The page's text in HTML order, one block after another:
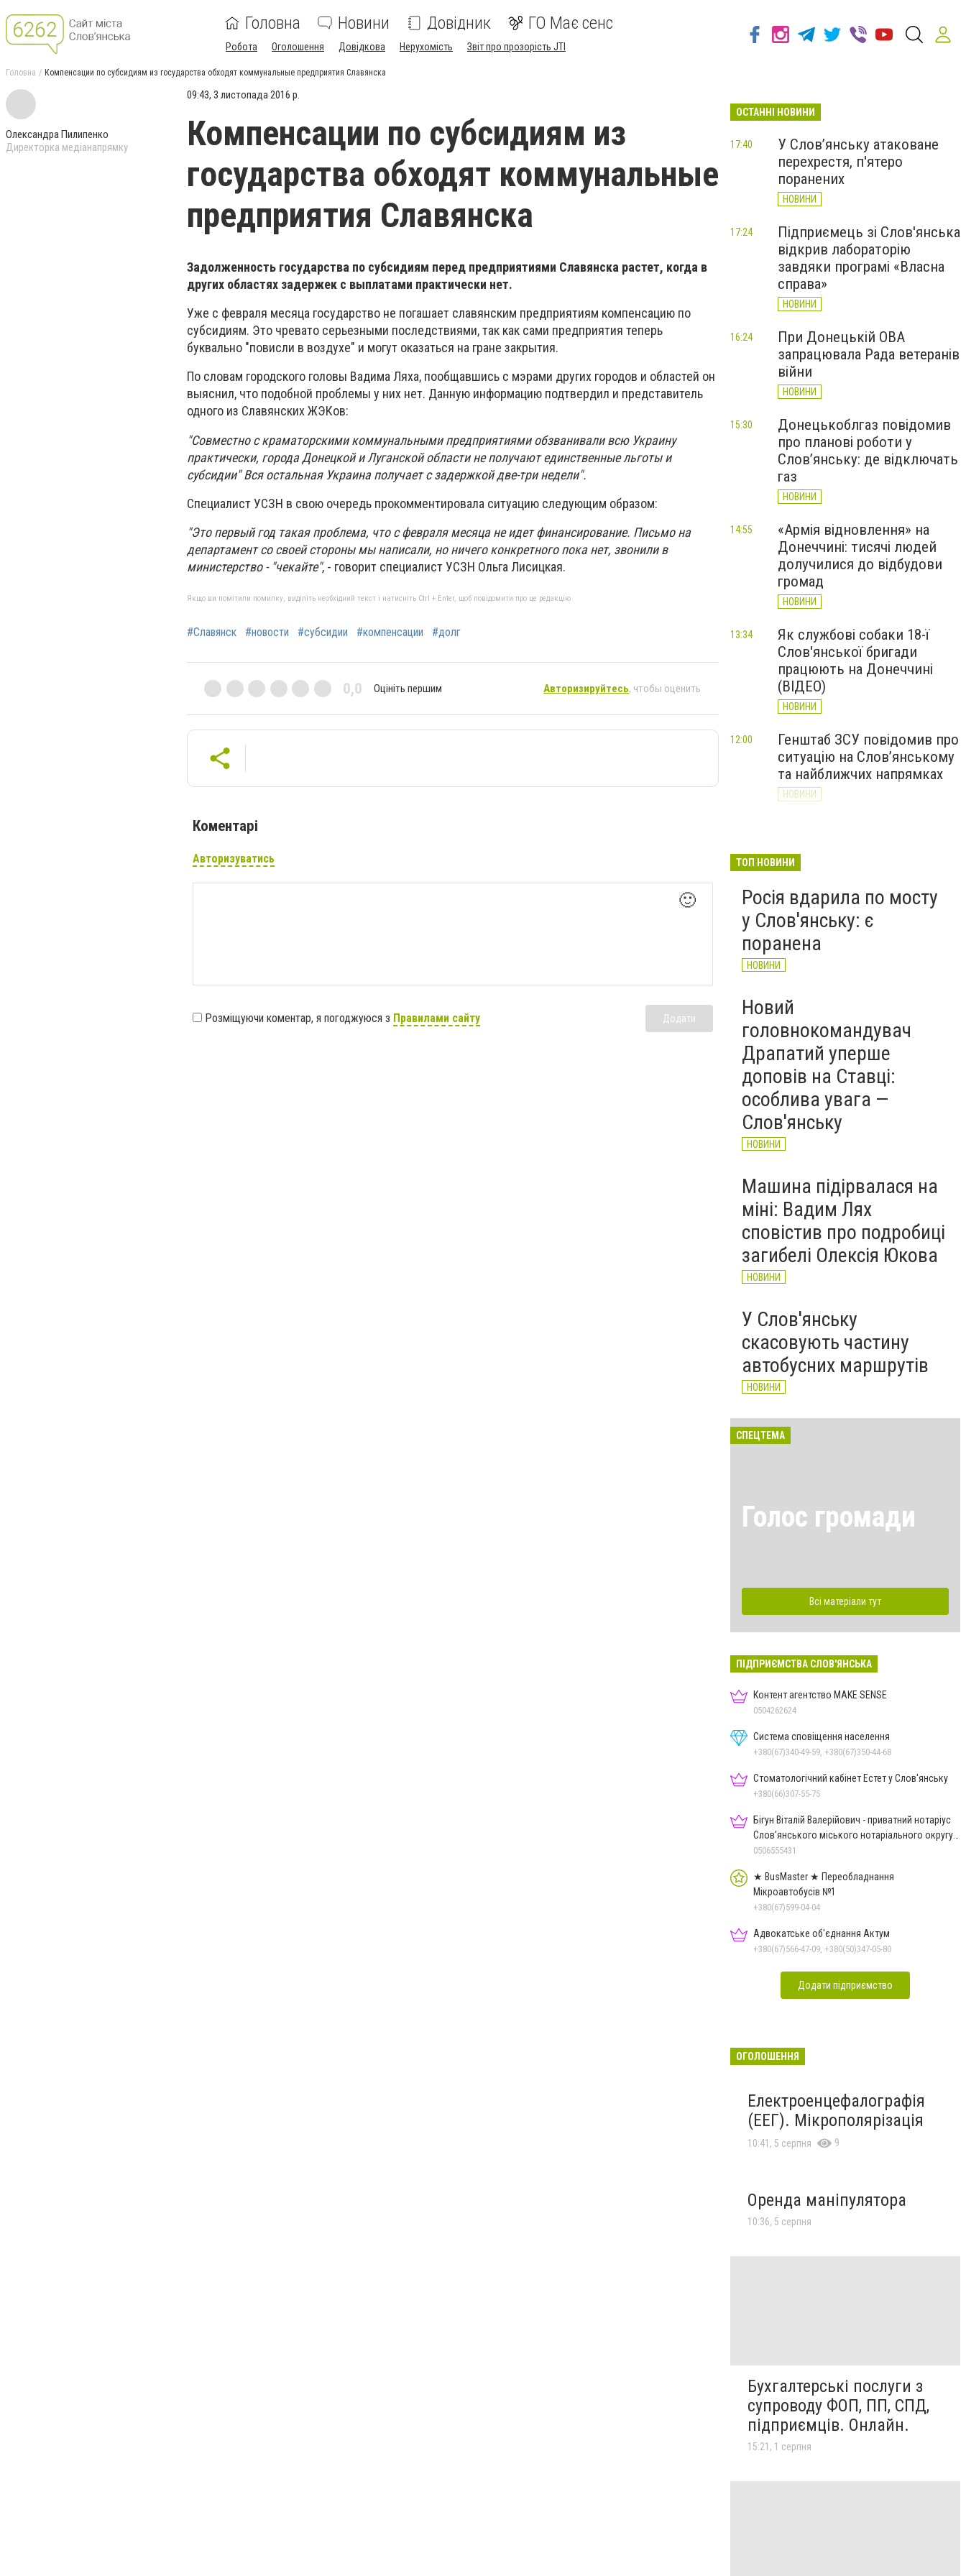
Головна Новини Довідник ГО Має сенс
Робота Оголошення Довідкова Нерухомість Звіт про прозорість JTI
Головна Компенсации по субсидиям из государства обходят коммунальные предприятия Славянска
Олександра Пилипенко
Директорка медіанапрямку
09:43, 3 листопада 2016 р.
Компенсации по субсидиям из
государства обходят коммунальные
предприятия Славянска
Задолженность государства по субсидиям перед предприятиями Славянска растет, когда в
других областях задержек с выплатами практически нет.
Уже с февраля месяца государство не погашает славянским предприятиям компенсацию по
субсидиям. Это чревато серьезными последствиями, так как сами предприятия теперь
буквально "повисли в воздухе" и могут оказаться на гране закрытия.
По словам городского головы Вадима Ляха, пообщавшись с мэрами других городов и областей он
выяснил, что подобной проблемы у них нет. Данную информацию подтвердил и представитель
одного из Славянских ЖЭКов:
"Совместно с краматорскими коммунальными предприятиями обзванивали всю Украину
практически, города Донецкой и Луганской области не получают единственные льготы и
субсидии" Вся остальная Украина получает с задержкой две-три недели".
Специалист УСЗН в свою очередь прокомментировала ситуацию следующим образом:
"Это первый год такая проблема, что с февраля месяца не идет финансирование. Письмо на
департамент со своей стороны мы написали, но ничего конкретного пока нет, звонили в
министерство - "чекайте", - говорит специалист УСЗН Ольга Лисицкая.
Якщо ви помітили помилку, виділіть необхідний текст і натисніть Ctrl + Enter, щоб повідомити про це редакцію
#Славянск #новости #субсидии #компенсации #долг
0,0 Оцініть першим Авторизируйтесь, чтобы оценить
Коментарі
Авторизуватись
🙂
Розміщуючи коментар, я погоджуюся з Правилами сайту Додати
ОСТАННІ НОВИНИ
У Слов’янську атаковане
перехрестя, п'ятеро
поранених
НОВИНИ
17:40
Підприємець зі Слов'янська
відкрив лабораторію
завдяки програмі «Власна
справа»
НОВИНИ
17:24
При Донецькій ОВА
запрацювала Рада ветеранів
війни
НОВИНИ
16:24
Донецькоблгаз повідомив
про планові роботи у
Слов’янську: де відключать
газ
НОВИНИ
15:30
«Армія відновлення» на
Донеччині: тисячі людей
долучилися до відбудови
громад
НОВИНИ
14:55
Як службові собаки 18-ї
Слов'янської бригади
працюють на Донеччині
(ВІДЕО)
НОВИНИ
13:34
Генштаб ЗСУ повідомив про
ситуацію на Слов’янському
та найближчих напрямках
НОВИНИ
12:00
великої війни: 7 серпня
ТОП НОВИНИ
Росія вдарила по мосту
у Слов'янську: є
поранена
НОВИНИ
Новий
головнокомандувач
Драпатий уперше
доповів на Ставці:
особлива увага —
Слов'янську
НОВИНИ
Машина підірвалася на
міні: Вадим Лях
сповістив про подробиці
загибелі Олексія Юкова
НОВИНИ
У Слов'янську
скасовують частину
автобусних маршрутів
НОВИНИ
СПЕЦТЕМА
Голос громади
Всі матеріали тут
ПІДПРИЄМСТВА СЛОВ'ЯНСЬКА
Контент агентство MAKE SENSE
0504262624
Система сповіщення населення
+380(67)340-49-59, +380(67)350-44-68
Стоматологічний кабінет Естет у Слов'янську
+380(66)307-55-75
Бігун Віталій Валерійович - приватний нотаріус
Слов'янського міського нотаріального округу
Дон.обл.
0506555431
★ BusMaster ★ Переобладнання
Мікроавтобусів №1
+380(67)599-04-04
Адвокатське об'єднання Актум
+380(67)566-47-09, +380(50)347-05-80
Додати підприємство
ОГОЛОШЕННЯ
Електроенцефалографія
(ЕЕГ). Мікрополярізація
10:41, 5 серпня 9
Оренда маніпулятора
10:36, 5 серпня
Бухгалтерські послуги з
супроводу ФОП, ПП, СПД,
підприємців. Онлайн.
15:21, 1 серпня